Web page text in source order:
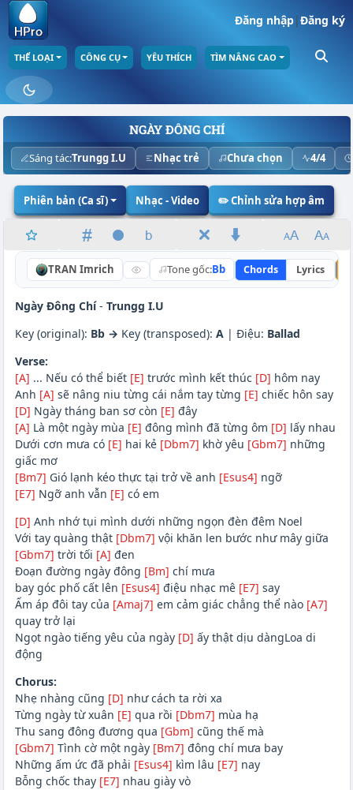
Đăng nhập|Đăng ký
THỂ LOẠI CÔNG CỤ YÊU THÍCH TÌM NÂNG CAO
NGÀY ĐÔNG CHÍ
Sáng tác:Trungg I.U Nhạc trẻ Chưa chọn 4/4
Phiên bản (Ca sĩ) Nhạc - Video ✏️ Chỉnh sửa hợp âm
TRAN Imrich Tone gốc:Bb Chords Lyrics
Ngày Đông Chí- Trungg I.U
Key (original): Bb → Key (transposed): A| Điệu: Ballad
Verse:
[A] ... Nếu có thể biết [E] trước mình kết thúc [D] hôm nay
Anh [A] sẽ nâng niu từng cái nắm tay từng [E] chiếc hôn say
[D] Ngày tháng ban sơ còn [E] đây
[A] Là một ngày mùa [E] đông mình đã từng ôm [D] lấy nhau
Dưới cơn mưa có [E] hai kẻ [Dbm7] khờ yêu [Gbm7] những
giấc mơ
[Bm7] Gió lạnh kéo thực tại trở về anh [Esus4] ngỡ
[E7] Ngỡ anh vẫn [E] có em
[D] Anh nhớ tụi mình dưới những ngọn đèn đêm Noel
Với tay quàng thật [Dbm7] vội khăn len bước như mây giữa
[Gbm7] trời tối [A] đen
Đoạn đường ngày đông [Bm] chí mưa
bay góc phố cất lên [Esus4] điệu nhạc mê [E7] say
Ấm áp đôi tay của [Amaj7] em cảm giác chẳng thể nào [A7]
quay trở lại
Ngọt ngào tiếng yêu của ngày [D] ấy thật dịu dàngLoa di
động
Chorus:
Nhẹ nhàng cũng [D] như cách ta rời xa
Từng ngày từ xuân [E] qua rồi [Dbm7] mùa hạ
Thu sang đông đương qua [Gbm] cũng thế mà
[Gbm7] Tình cờ một ngày [Bm7] đông chí mưa bay
Những ấm ức đã phải [Esus4] kìm lâu [E7] nay
Bỗng chốc thay [E7] nhau giày vò